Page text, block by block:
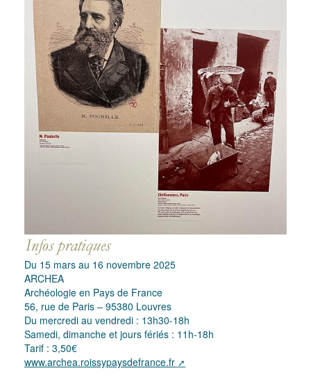
Du 15 mars au 16 novembre 2025
ARCHEA
Archéologie en Pays de France
56, rue de Paris – 95380 Louvres
Du mercredi au vendredi : 13h30-18h
Samedi, dimanche et jours fériés : 11h-18h
Tarif : 3,50€
www.archea.roissypaysdefrance.fr